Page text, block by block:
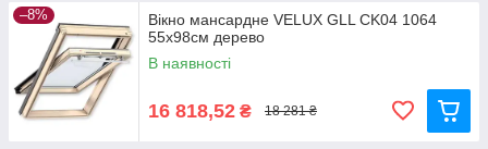
–8%
Вікно мансардне VELUX GLL CK04 1064
55x98см дерево
В наявності
16 818,52 ₴ 18 281 ₴